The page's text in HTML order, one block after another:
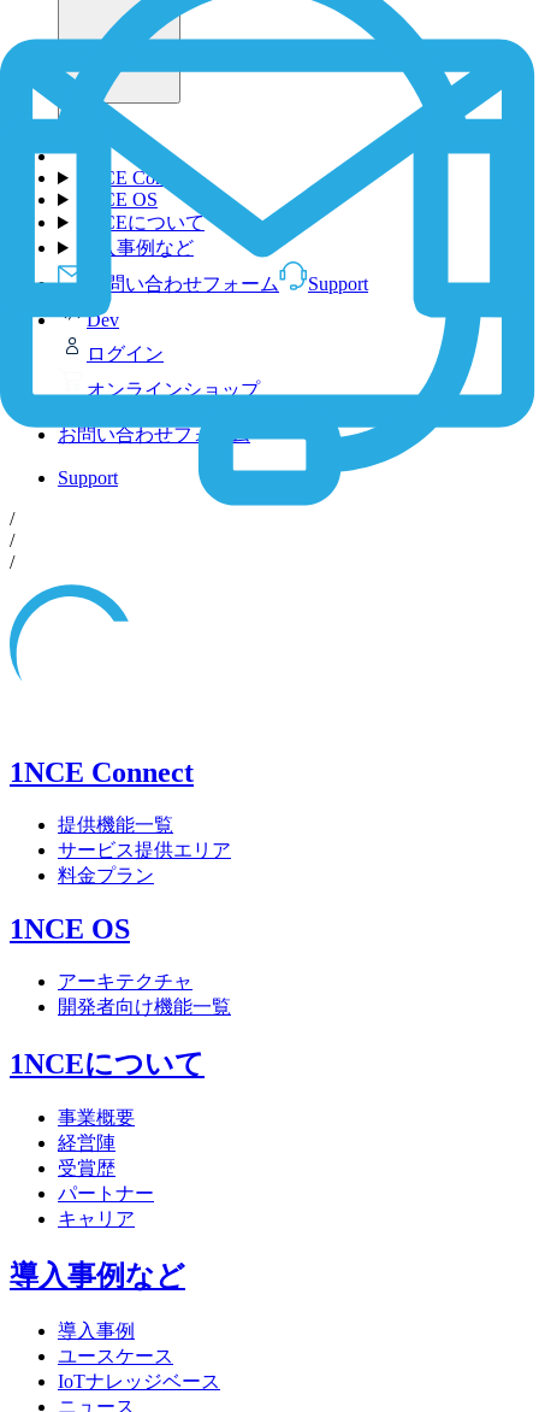
1NCE Connect
1NCE OS
1NCEについて
導入事例など
お問い合わせフォーム
Support
Dev
ログイン
オンラインショップ
お問い合わせフォーム
Support
/
/
/
1NCE Connect
提供機能一覧
サービス提供エリア
料金プラン
1NCE OS
アーキテクチャ
開発者向け機能一覧
1NCEについて
事業概要
経営陣
受賞歴
パートナー
キャリア
導入事例など
導入事例
ユースケース
IoTナレッジベース
ニュース